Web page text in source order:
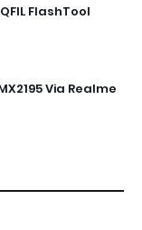
FlashTool
Via Realme